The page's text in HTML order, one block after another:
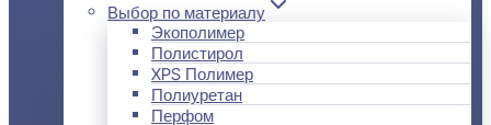
Выбор по материалу
Экополимер
Полистирол
XPS Полимер
Полиуретан
Перфом